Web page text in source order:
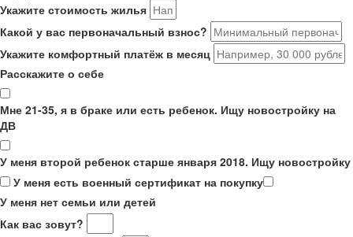
Укажите стоимость жилья
Какой у вас первоначальный взнос?
Укажите комфортный платёж в месяц
Расскажите о себе
Мне 21-35, я в браке или есть ребенок. Ищу новостройку на
ДВ
У меня второй ребенок старше января 2018. Ищу новостройку
У меня есть военный сертификат на покупку
У меня нет семьи или детей
Как вас зовут?